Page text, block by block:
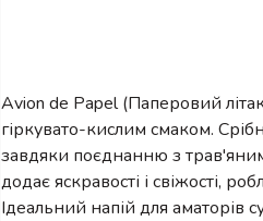
Avion de Papel (Паперовий
гіркувато-кислим смаком.
завдяки поєднанню з
додає яскравості і свіжості,
Ідеальний напій для аматорів